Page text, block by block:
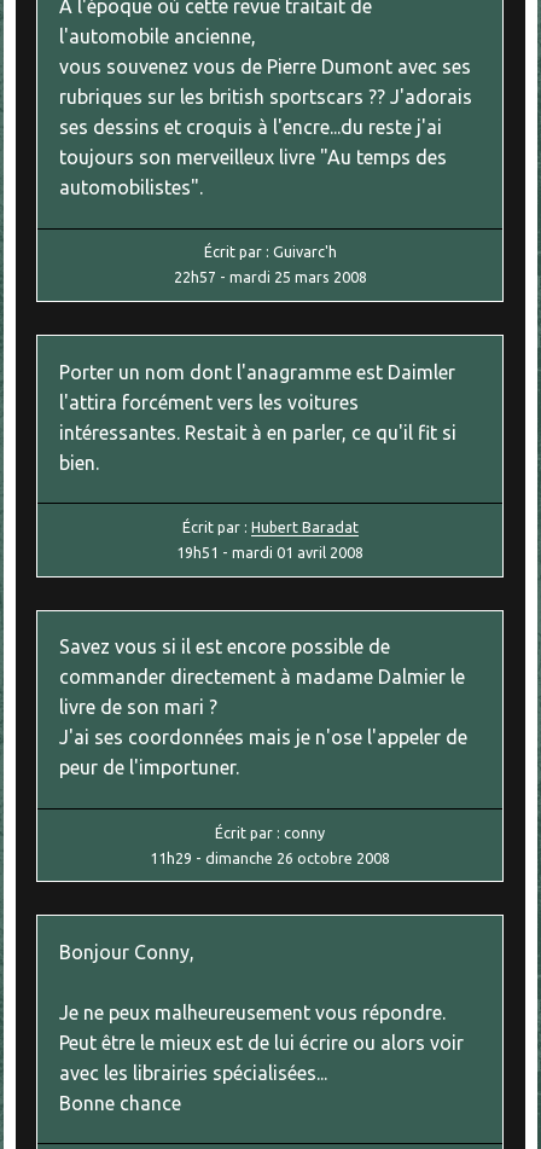
A l'époque où cette revue traitait de
l'automobile ancienne,
vous souvenez vous de Pierre Dumont avec ses
rubriques sur les british sportscars ?? J'adorais
ses dessins et croquis à l'encre...du reste j'ai
toujours son merveilleux livre "Au temps des
automobilistes".
Écrit par : Guivarc'h
22h57 - mardi 25 mars 2008
Porter un nom dont l'anagramme est Daimler
l'attira forcément vers les voitures
intéressantes. Restait à en parler, ce qu'il fit si
bien.
Écrit par : Hubert Baradat
19h51 -mardi 01 avril 2008
Savez vous si il est encore possible de
commander directement à madame Dalmier le
livre de son mari ?
J'ai ses coordonnées mais je n'ose l'appeler de
peur de l'importuner.
Écrit par :conny
11h29 -dimanche 26 octobre 2008
Bonjour Conny,
Je ne peux malheureusement vous répondre.
Peut être le mieux est de lui écrire ou alors voir
avec les librairies spécialisées...
Bonne chance